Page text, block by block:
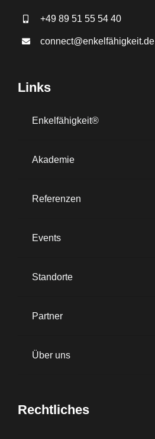
+49 89 51 55 54 40
connect@enkelfähigkeit.de
Links
Enkelfähigkeit®
Akademie
Referenzen
Events
Standorte
Partner
Über uns
Rechtliches